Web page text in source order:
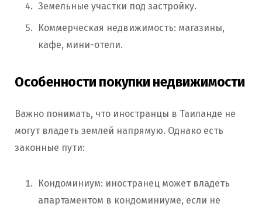
Земельные участки под застройку.
Коммерческая недвижимость: магазины,
кафе, мини-отели.
Особенности покупки недвижимости
Важно понимать, что иностранцы в Таиланде не
могут владеть землей напрямую. Однако есть
законные пути:
Кондоминиум: иностранец может владеть
апартаментом в кондоминиуме, если не